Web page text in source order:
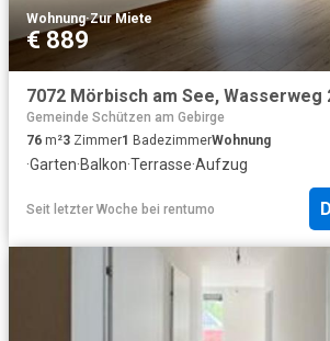
Wohnung·Zur Miete
€ 889
7072 Mörbisch am See, Wasserweg
Gemeinde Schützen am Gebirge
76 m²3 Zimmer1 BadezimmerWohnung
·Garten·Balkon·Terrasse·Aufzug
Seit letzter Woche bei rentumo